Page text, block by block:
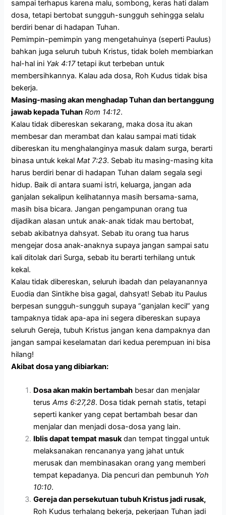
sampai terhapus karena malu, sombong, keras hati dalam
dosa, tetapi bertobat sungguh-sungguh sehingga selalu
berdiri benar di hadapan Tuhan.
Pemimpin-pemimpin yang mengetahuinya (seperti Paulus)
bahkan juga seluruh tubuh Kristus, tidak boleh membiarkan
hal-hal ini Yak 4:17tetapi ikut terbeban untuk
membersihkannya. Kalau ada dosa, Roh Kudus tidak bisa
bekerja.
Masing-masing akan menghadap Tuhan dan bertanggung
jawab kepada Tuhan Rom 14:12.
Kalau tidak dibereskan sekarang, maka dosa itu akan
membesar dan merambat dan kalau sampai mati tidak
dibereskan itu menghalanginya masuk dalam surga, berarti
binasa untuk kekalMat 7:23. Sebab itu masing-masing kita
harus berdiri benar di hadapan Tuhan dalam segala segi
hidup. Baik di antara suami istri, keluarga, jangan ada
ganjalan sekalipun kelihatannya masih bersama-sama,
masih bisa bicara. Jangan pengampunan orang tua
dijadikan alasan untuk anak-anak tidak mau bertobat,
sebab akibatnya dahsyat. Sebab itu orang tua harus
mengejar dosa anak-anaknya supaya jangan sampai satu
kali ditolak dari Surga, sebab itu berarti terhilang untuk
kekal.
Kalau tidak dibereskan, seluruh ibadah dan pelayanannya
Euodia dan Sintikhe bisa gagal, dahsyat! Sebab itu Paulus
berpesan sungguh-sungguh supaya “ganjalan kecil” yang
tampaknya tidak apa-apa ini segera dibereskan supaya
seluruh Gereja, tubuh Kristus jangan kena dampaknya dan
jangan sampai keselamatan dari kedua perempuan ini bisa
hilang!
Akibat dosa yang dibiarkan:
Dosa akan makin bertambah besar dan menjalar
terusAms 6:27,28. Dosa tidak pernah statis, tetapi
seperti kanker yang cepat bertambah besar dan
menjalar dan menjadi dosa-dosa yang lain.
Iblis dapat tempat masukdan tempat tinggal untuk
melaksanakan rencananya yang jahat untuk
merusak dan membinasakan orang yang memberi
tempat kepadanya. Dia pencuri dan pembunuh Yoh
10:10.
Gereja dan persekutuan tubuh Kristus jadi rusak,
Roh Kudus terhalang bekerja, pekerjaan Tuhan jadi